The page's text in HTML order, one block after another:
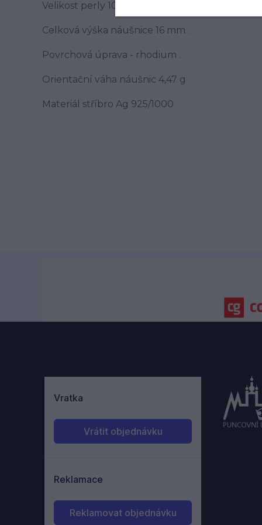
Velikost perly 10 - 11,5 mm .
Celková výška náušnice 16 mm .
Povrchová úprava - rhodium .
Orientační váha náušnic 4,47 g
Materiál stříbro Ag 925/1000